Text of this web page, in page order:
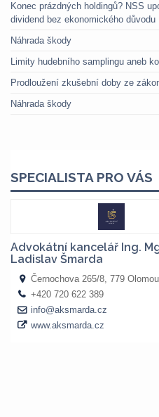
Konec prázdných holdingů? NSS
dividend bez ekonomického důvodu
Náhrada škody
Limity hudebního samplingu aneb
Prodloužení zkušební doby ze
Náhrada škody